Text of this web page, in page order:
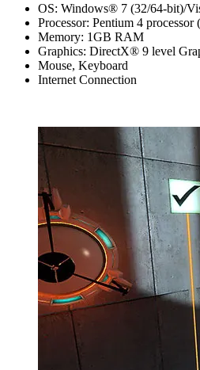
OS: Windows® 7 (32/64-bit)/
Processor: Pentium 4
Memory: 1GB RAM
Graphics: DirectX® 9 level
Mouse, Keyboard
Internet Connection